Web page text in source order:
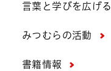
言葉と学びを広げる
みつむらの活動
書籍情報